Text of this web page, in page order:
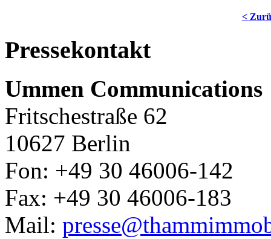
<
Pressekontakt
Ummen Communications
Fritschestraße 62
10627 Berlin
Fon: +49 30 46006-142
Fax: +49 30 46006-183
Mail: